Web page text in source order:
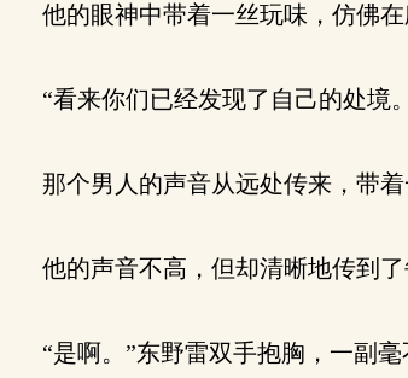
他的眼神中带着一丝玩味，仿佛在
“看来你们已经发现了自己的处境
那个男人的声音从远处传来，带着
他的声音不高，但却清晰地传到了
“是啊。”东野雷双手抱胸，一副